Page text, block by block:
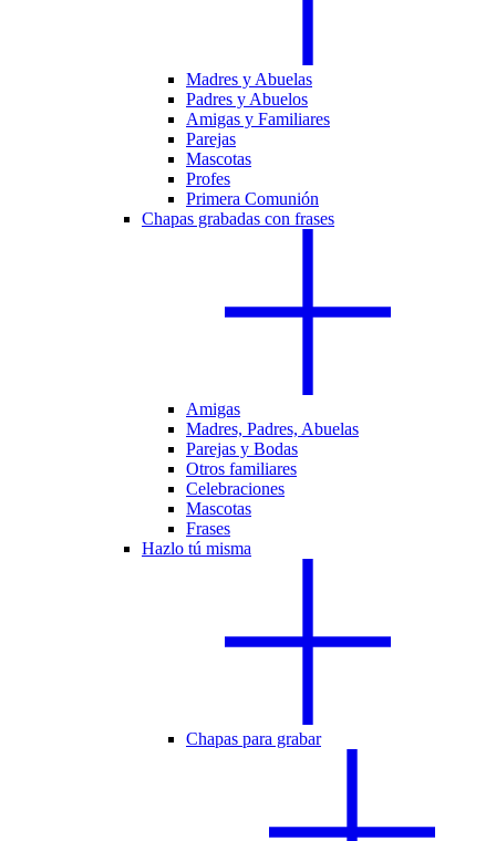
Madres y Abuelas
Padres y Abuelos
Amigas y Familiares
Parejas
Mascotas
Profes
Primera Comunión
Chapas grabadas con frases
Amigas
Madres, Padres, Abuelas
Parejas y Bodas
Otros familiares
Celebraciones
Mascotas
Frases
Hazlo tú misma
Chapas para grabar